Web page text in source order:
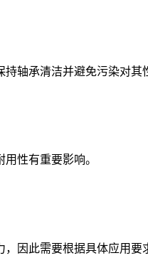
轴承清洁并避免污染对其
性有重要影响。
因此需要根据具体应用要